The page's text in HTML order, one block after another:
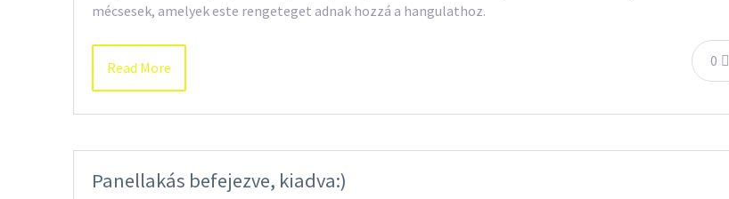
mécsesek, amelyek este rengeteget adnak hozzá a hangulathoz.
0
Read More
Panellakás befejezve, kiadva:)